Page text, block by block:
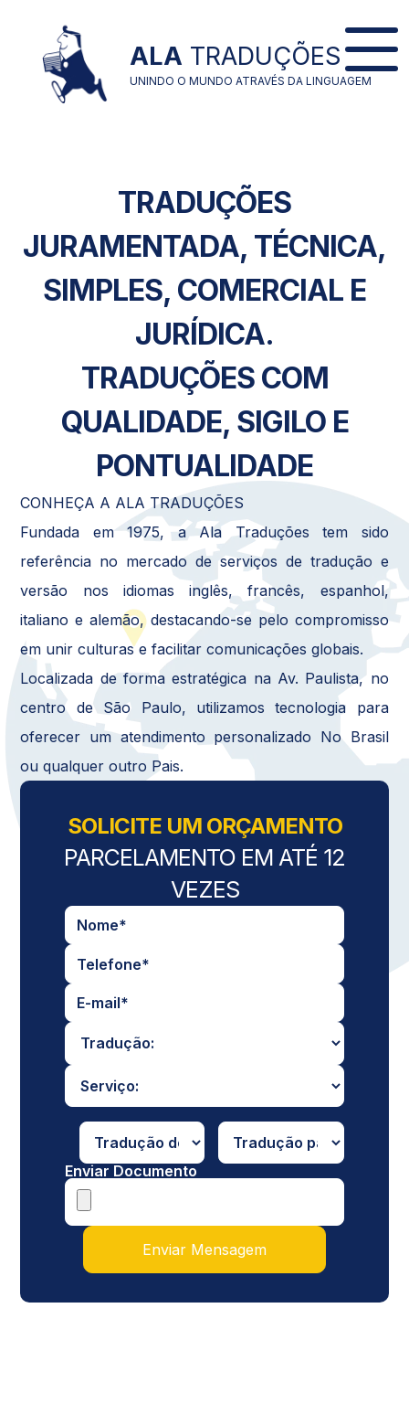
ALA TRADUÇÕES
UNINDO O MUNDO ATRAVÉS DA LINGUAGEM
TRADUÇÕES
JURAMENTADA, TÉCNICA,
SIMPLES, COMERCIAL E
JURÍDICA.
TRADUÇÕES COM
QUALIDADE, SIGILO E
PONTUALIDADE
CONHEÇA A ALA TRADUÇÕES
Fundada em 1975, a Ala Traduções tem sido
referência no mercado de serviços de tradução e
versão nos idiomas inglês, francês, espanhol,
italiano e alemão, destacando-se pelo compromisso
em unir culturas e facilitar comunicações globais.
Localizada de forma estratégica na Av. Paulista, no
centro de São Paulo, utilizamos tecnologia para
oferecer um atendimento personalizado No Brasil
ou qualquer outro Pais.
SOLICITE UM ORÇAMENTO
PARCELAMENTO EM ATÉ 12
VEZES
Enviar Documento
Enviar Mensagem